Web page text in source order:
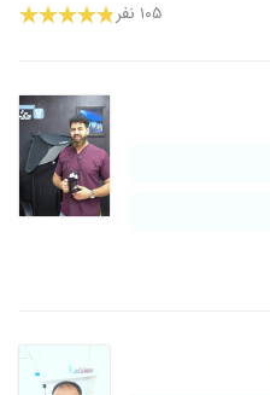
۱۰۵ نفر